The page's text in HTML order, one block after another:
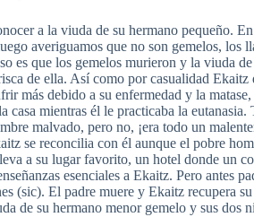
a la viuda de su hermano pequeño.
averiguamos que no son gemelos, los
es que los gemelos murieron y la viuda
de ella. Así como por casualidad Ekaitz
más debido a su enfermedad y la matase,
casa mientras él le practicaba la eutanasia.
malvado, pero no, ¡era todo un
se reconcilia con él aunque el pobre
a su lugar favorito, un hotel donde un
esenciales a Ekaitz. Pero antes
(sic). El padre muere y Ekaitz recupera
de su hermano menor gemelo y sus dos